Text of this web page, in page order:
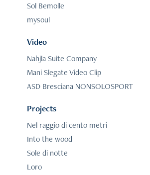
Sol Bemolle
mysoul
Video
Nahjla Suite Company
Mani Slegate Video Clip
ASD Bresciana NONSOLOSPORT
Projects
Nel raggio di cento metri
Into the wood
Sole di notte
Loro